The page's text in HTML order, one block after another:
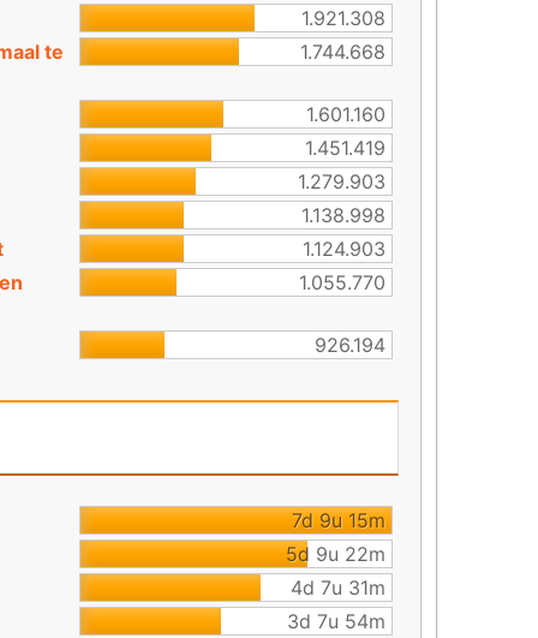
1.921.308
te
1.744.668
1.601.160
1.451.419
1.279.903
1.138.998
1.124.903
1.055.770
926.194
7d 9u 15m
5d 9u 22m
4d 7u 31m
3d 7u 54m